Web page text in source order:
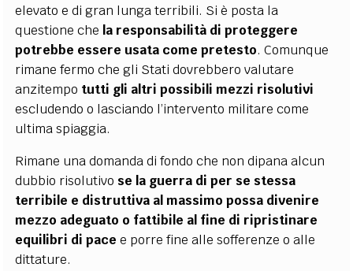
elevato e di gran lunga terribili. Si è posta la
questione che la responsabilità di proteggere
potrebbe essere usata come pretesto. Comunque
rimane fermo che gli Stati dovrebbero valutare
anzitempo tutti gli altri possibili mezzi risolutivi
escludendo o lasciando l’intervento militare come
ultima spiaggia.
Rimane una domanda di fondo che non dipana alcun
dubbio risolutivo se la guerra di per se stessa
terribile e distruttiva al massimo possa divenire
mezzo adeguato o fattibile al fine di ripristinare
equilibri di pace e porre fine alle sofferenze o alle
dittature.